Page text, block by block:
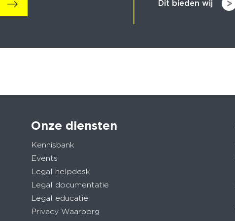
Dit bieden wij
Onze diensten
Kennisbank
Events
Legal helpdesk
Legal documentatie
Legal educatie
Privacy Waarborg